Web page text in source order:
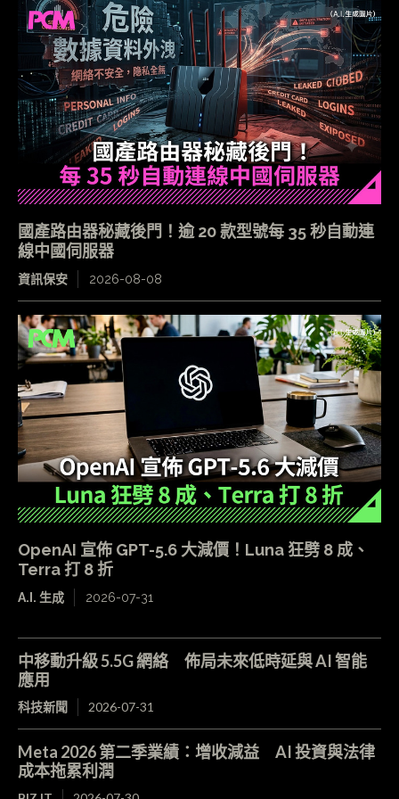
國產路由器秘藏後門！逾 20 款型號每 35 秒自動連
線中國伺服器
資訊保安 2026-08-08
OpenAI 宣佈 GPT-5.6 大減價！Luna 狂劈 8 成、
Terra 打 8 折
A.I. 生成 2026-07-31
中移動升級 5.5G 網絡 佈局未來低時延與 AI 智能
應用
科技新聞 2026-07-31
Meta 2026 第二季業績：增收減益 AI 投資與法律
成本拖累利潤